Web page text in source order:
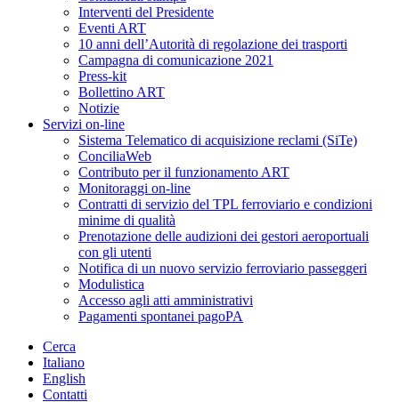
Interventi del Presidente
Eventi ART
10 anni dell’Autorità di regolazione dei trasporti
Campagna di comunicazione 2021
Press-kit
Bollettino ART
Notizie
Servizi on-line
Sistema Telematico di acquisizione reclami (SiTe)
ConciliaWeb
Contributo per il funzionamento ART
Monitoraggi on-line
Contratti di servizio del TPL ferroviario e condizioni
minime di qualità
Prenotazione delle audizioni dei gestori aeroportuali
con gli utenti
Notifica di un nuovo servizio ferroviario passeggeri
Modulistica
Accesso agli atti amministrativi
Pagamenti spontanei pagoPA
Cerca
Italiano
English
Contatti